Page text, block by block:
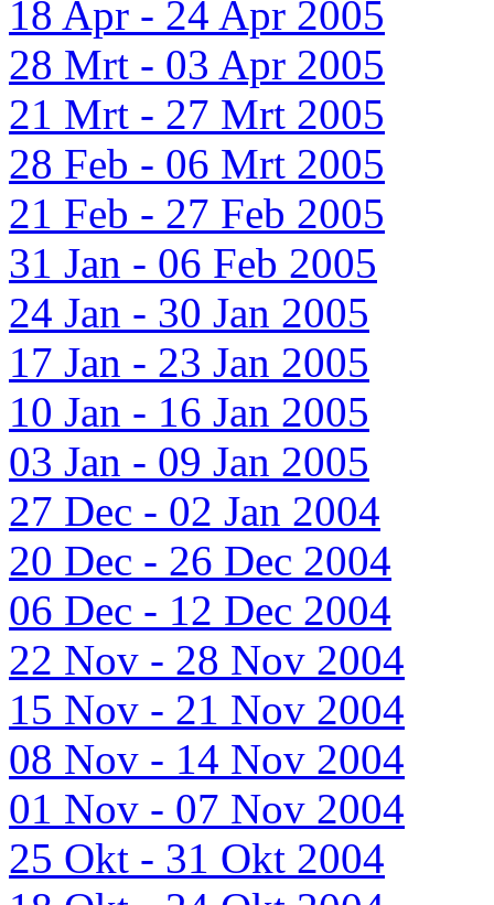
18 Apr - 24 Apr 2005
28 Mrt - 03 Apr 2005
21 Mrt - 27 Mrt 2005
28 Feb - 06 Mrt 2005
21 Feb - 27 Feb 2005
31 Jan - 06 Feb 2005
24 Jan - 30 Jan 2005
17 Jan - 23 Jan 2005
10 Jan - 16 Jan 2005
03 Jan - 09 Jan 2005
27 Dec - 02 Jan 2004
20 Dec - 26 Dec 2004
06 Dec - 12 Dec 2004
22 Nov - 28 Nov 2004
15 Nov - 21 Nov 2004
08 Nov - 14 Nov 2004
01 Nov - 07 Nov 2004
25 Okt - 31 Okt 2004